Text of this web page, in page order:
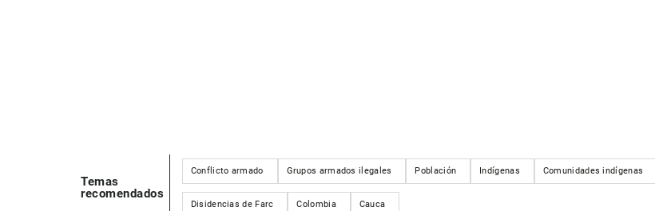
Temas
recomendados
Conflicto armado Grupos armados ilegales Población Indígenas Comunidades indígenas
Disidencias de Farc Colombia Cauca